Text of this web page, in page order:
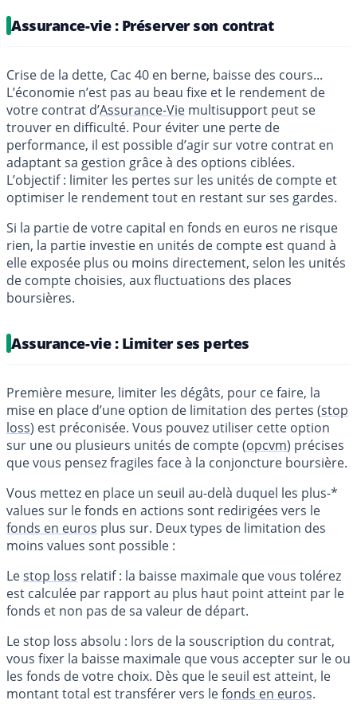
Assurance-vie : Préserver son contrat
Crise de la dette, Cac 40 en berne, baisse des cours...
L’économie n’est pas au beau fixe et le rendement de
votre contrat d’Assurance-Vie multisupport peut se
trouver en difficulté. Pour éviter une perte de
performance, il est possible d’agir sur votre contrat en
adaptant sa gestion grâce à des options ciblées.
L’objectif : limiter les pertes sur les unités de compte et
optimiser le rendement tout en restant sur ses gardes.
Si la partie de votre capital en fonds en euros ne risque
rien, la partie investie en unités de compte est quand à
elle exposée plus ou moins directement, selon les unités
de compte choisies, aux fluctuations des places
boursières.
Assurance-vie : Limiter ses pertes
Première mesure, limiter les dégâts, pour ce faire, la
mise en place d’une option de limitation des pertes (stop
loss) est préconisée. Vous pouvez utiliser cette option
sur une ou plusieurs unités de compte (opcvm) précises
que vous pensez fragiles face à la conjoncture boursière.
Vous mettez en place un seuil au-delà duquel les plus-*
values sur le fonds en actions sont redirigées vers le
fonds en euros plus sur. Deux types de limitation des
moins values sont possible :
Lestop loss relatif : la baisse maximale que vous tolérez
est calculée par rapport au plus haut point atteint par le
fonds et non pas de sa valeur de départ.
Le stop loss absolu : lors de la souscription du contrat,
vous fixer la baisse maximale que vous accepter sur le ou
les fonds de votre choix. Dès que le seuil est atteint, le
montant total est transférer vers lefonds en euros.